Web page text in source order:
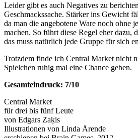
Leider gibt es auch Negatives zu
Geschmackssache. Stärker ins Gewicht
da man die angebotene Ware noch ohne
machen. So führt diese Regel eher dazu,
das muss natürlich jede Gruppe für sich
Trotzdem finde ich Central Market nicht
Spielchen ruhig mal eine Chance geben.
Gesamteindruck: 7/10
Central Market
für drei bis fünf Leute
von Edgars Zaķis
Illustrationen von Linda Ārende